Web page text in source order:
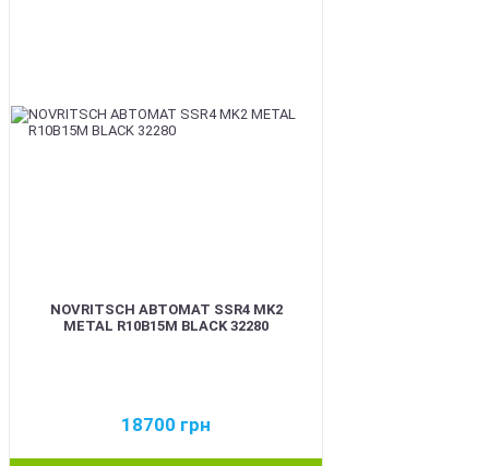
NOVRITSCH АВТОМАТ SSR4 MK2
METAL R10B15M BLACK 32280
18700 грн